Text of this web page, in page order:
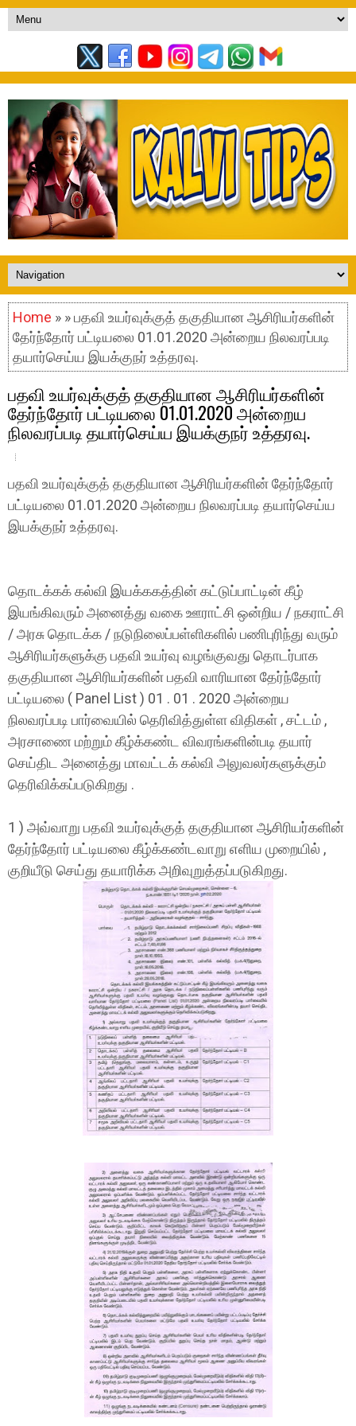
Home » » பதவி உயர்வுக்குத் தகுதியான ஆசிரியர்களின்
தேர்ந்தோர் பட்டியலை 01.01.2020 அன்றைய நிலவரப்படி
தயார்செய்ய இயக்குநர் உத்தரவு.
பதவி உயர்வுக்குத் தகுதியான ஆசிரியர்களின்
தேர்ந்தோர் பட்டியலை 01.01.2020 அன்றைய
நிலவரப்படி தயார்செய்ய இயக்குநர் உத்தரவு.
பதவி உயர்வுக்குத் தகுதியான ஆசிரியர்களின் தேர்ந்தோர்
பட்டியலை 01.01.2020 அன்றைய நிலவரப்படி தயார்செய்ய
இயக்குநர் உத்தரவு.
தொடக்கக் கல்வி இயக்ககத்தின் கட்டுப்பாட்டின் கீழ்
இயங்கிவரும் அனைத்து வகை ஊராட்சி ஒன்றிய / நகராட்சி
/ அரசு தொடக்க / நடுநிலைப்பள்ளிகளில் பணிபுரிந்து வரும்
ஆசிரியர்களுக்கு பதவி உயர்வு வழங்குவது தொடர்பாக
தகுதியான ஆசிரியர்களின் பதவி வாரியான தேர்ந்தோர்
பட்டியலை ( Panel List ) 01 . 01 . 2020 அன்றைய
நிலவரப்படி பார்வையில் தெரிவித்துள்ள விதிகள் , சட்டம் ,
அரசாணை மற்றும் கீழ்க்கண்ட விவரங்களின்படி தயார்
செய்திட அனைத்து மாவட்டக் கல்வி அலுவலர்களுக்கும்
தெரிவிக்கப்படுகிறது .
1 ) அவ்வாறு பதவி உயர்வுக்குத் தகுதியான ஆசிரியர்களின்
தேர்ந்தோர் பட்டியலை கீழ்க்கண்டவாறு எளிய முறையில் ,
குறியீடு செய்து தயாரிக்க அறிவுறுத்தப்படுகிறது.